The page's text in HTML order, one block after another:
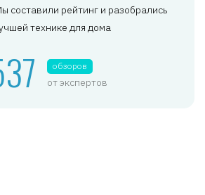
составили рейтинг и разобрались
технике для дома
обзоров
от экспертов